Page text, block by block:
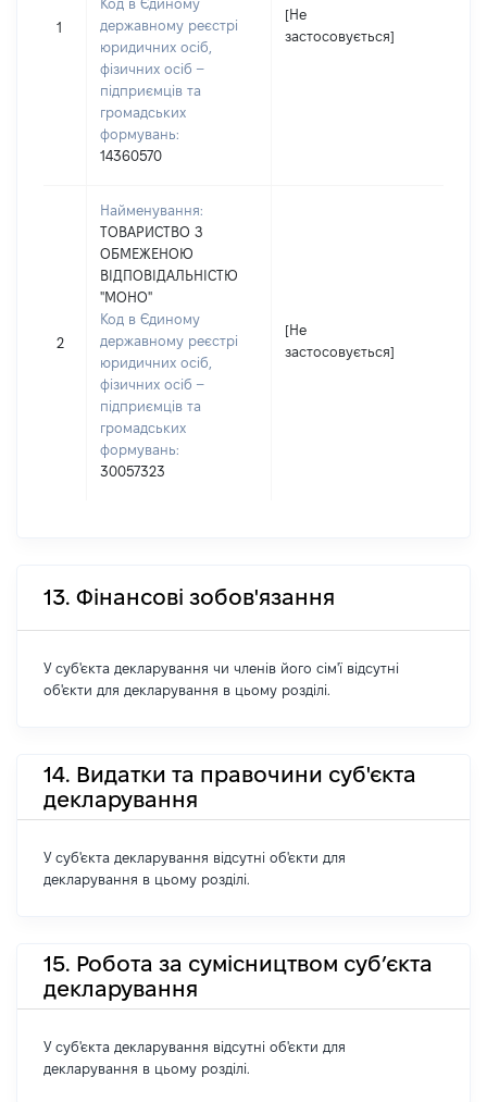
1
Код в Єдиному
державному реєстрі
юридичних осіб,
фізичних осіб –
підприємців та
громадських
формувань:
14360570
[Не
застосовується]
2
Найменування:
ТОВАРИСТВО З
ОБМЕЖЕНОЮ
ВІДПОВІДАЛЬНІСТЮ
"МОНО"
Код в Єдиному
державному реєстрі
юридичних осіб,
фізичних осіб –
підприємців та
громадських
формувань:
30057323
[Не
застосовується]
13. Фінансові зобов'язання
У суб'єкта декларування чи членів його сім'ї відсутні
об'єкти для декларування в цьому розділі.
14. Видатки та правочини суб'єкта
декларування
У суб'єкта декларування відсутні об'єкти для
декларування в цьому розділі.
15. Робота за сумісництвом суб’єкта
декларування
У суб'єкта декларування відсутні об'єкти для
декларування в цьому розділі.